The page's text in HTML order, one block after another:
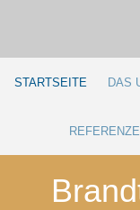
STARTSEITE DAS